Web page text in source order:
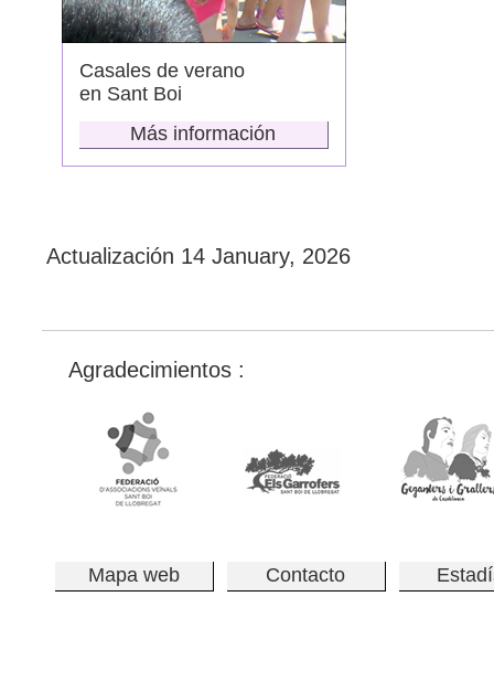
Casales de verano
en Sant Boi
Más información
Actualización 14 January, 2026
Agradecimientos :
Mapa web Contacto